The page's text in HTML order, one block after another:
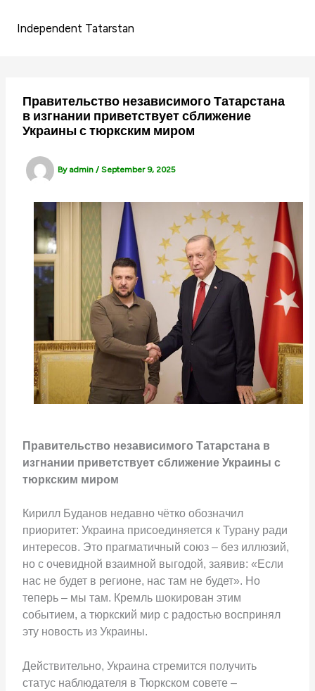
Independent Tatarstan
Правительство независимого Татарстана
в изгнании приветствует сближение
Украины с тюркским миром
By admin/September 9, 2025
Правительство независимого Татарстана в
изгнании приветствует сближение Украины с
тюркским миром
Кирилл Буданов недавно чётко обозначил
приоритет: Украина присоединяется к Турану ради
интересов. Это прагматичный союз – без иллюзий,
но с очевидной взаимной выгодой, заявив: «Если
нас не будет в регионе, нас там не будет». Но
теперь – мы там. Кремль шокирован этим
событием, а тюркский мир с радостью воспринял
эту новость из Украины.
Действительно, Украина стремится получить
статус наблюдателя в Тюркском совете –